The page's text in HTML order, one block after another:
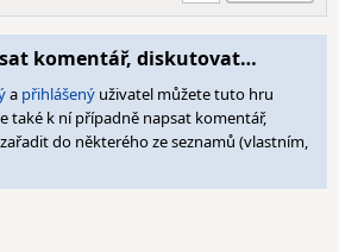
komentář, diskutovat…
a přihlášený uživatel můžete tuto hru
také k ní případně napsat komentář,
do některého ze seznamů (vlastním,